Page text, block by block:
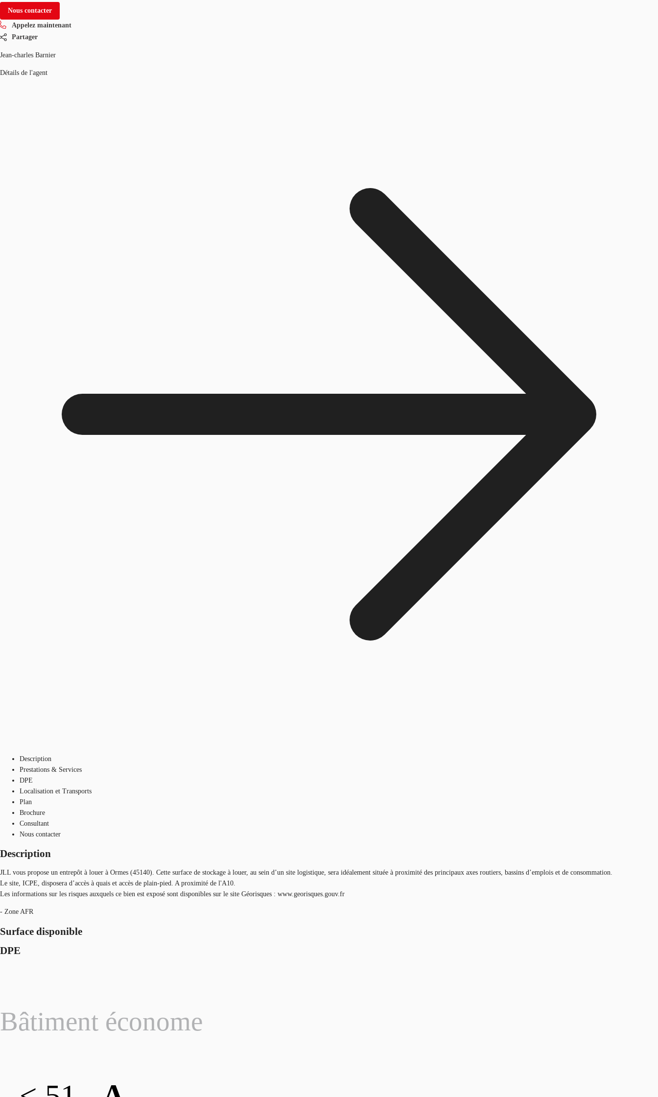
Nous contacter
Appelez maintenant
Partager
Jean-charles Barnier
Détails de l'agent
Description
Prestations & Services
DPE
Localisation et Transports
Plan
Brochure
Consultant
Nous contacter
Description
JLL vous propose un entrepôt à louer à Ormes (45140). Cette surface de stockage à louer, au sein d’un site logistique, sera idéalement située à proximité des principaux axes routiers, bassins d’emplois et de consommation.
Le site, ICPE, disposera d’accès à quais et accès de plain-pied. A proximité de l'A10.
Les informations sur les risques auxquels ce bien est exposé sont disponibles sur le site Géorisques : www.georisques.gouv.fr
- Zone AFR
Surface disponible
DPE
Bâtiment économe